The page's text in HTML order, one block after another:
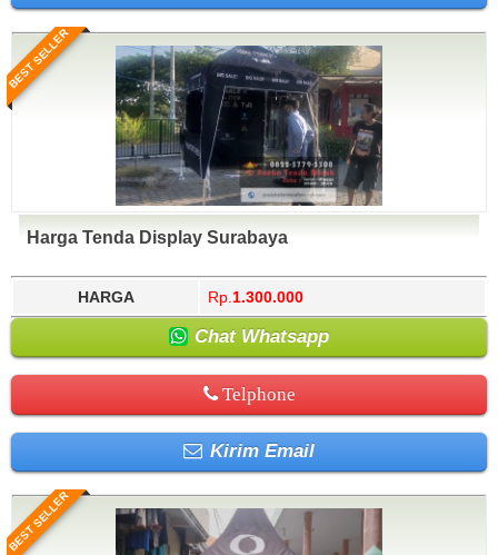
BEST SELLER
Harga Tenda Display Surabaya
HARGA Rp. 1.300.000
Chat Whatsapp
Telphone
Kirim Email
BEST SELLER